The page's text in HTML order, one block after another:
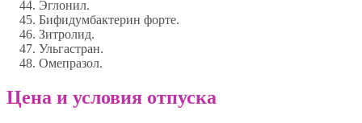
Эглонил.
Бифидумбактерин форте.
Зитролид.
Ульгастран.
Омепразол.
Цена и условия отпуска